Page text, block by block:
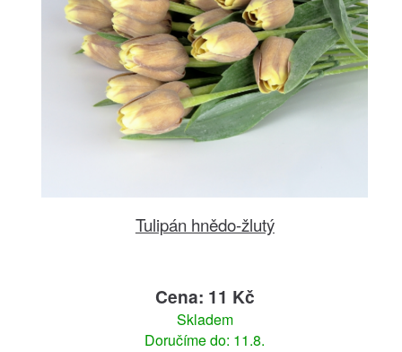
Tulipán hnědo-žlutý
Cena: 11 Kč
Skladem
Doručíme do: 11.8.